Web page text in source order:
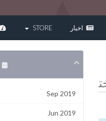
STORE اخبار
Sep 2019
Jun 2019